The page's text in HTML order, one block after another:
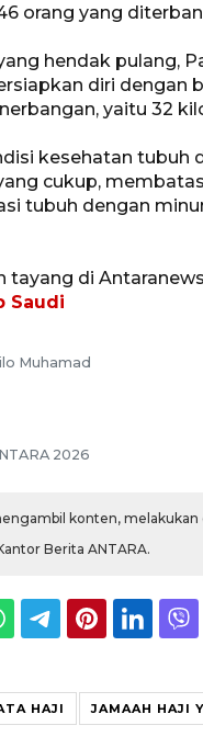
orang yang
hendak pulang,
diri dengan
yaitu 32
kesehatan tubuh
cukup,
tubuh dengan
tayang di
Saudi
Muhamad
2026
konten,
Berita ANTARA.
HAJI JAMAAH HAJI